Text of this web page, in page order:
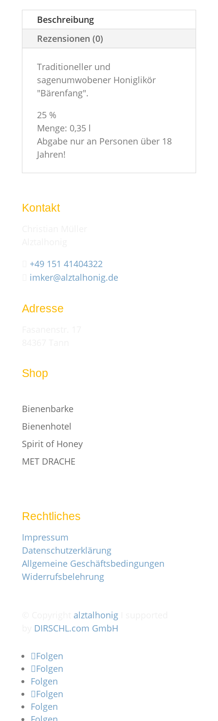
Beschreibung
Rezensionen (0)
Traditioneller und
sagenumwobener Honiglikör
"Bärenfang".
25 %
Menge: 0,35 l
Abgabe nur an Personen über 18
Jahren!
Kontakt
+49 151 41404322
imker@alztalhonig.de
Adresse
Shop
Bienenbarke
Bienenhotel
Spirit of Honey
MET DRACHE
Rechtliches
Impressum
Datenschutzerklärung
Allgemeine Geschäftsbedingungen
Widerrufsbelehrung
alztalhonig
DIRSCHL.com GmbH
Folgen
Folgen
Folgen
Folgen
Folgen